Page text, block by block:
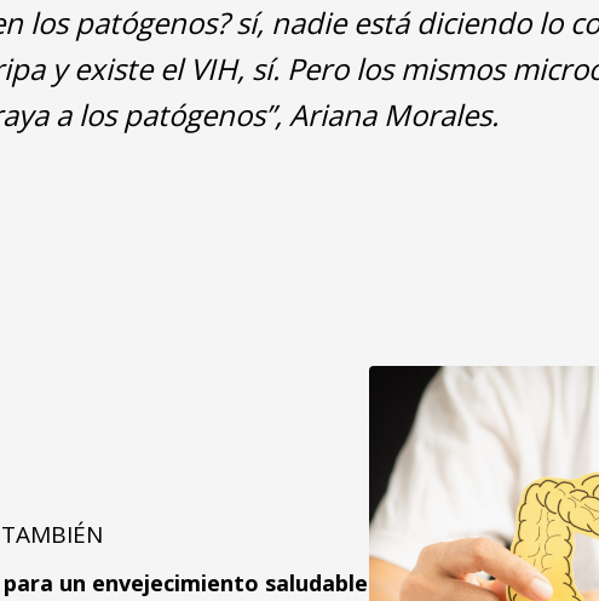
los patógenos? sí, nadie está diciendo lo
y existe el VIH, sí. Pero los mismos
a los patógenos”, Ariana Morales.
un envejecimiento saludable